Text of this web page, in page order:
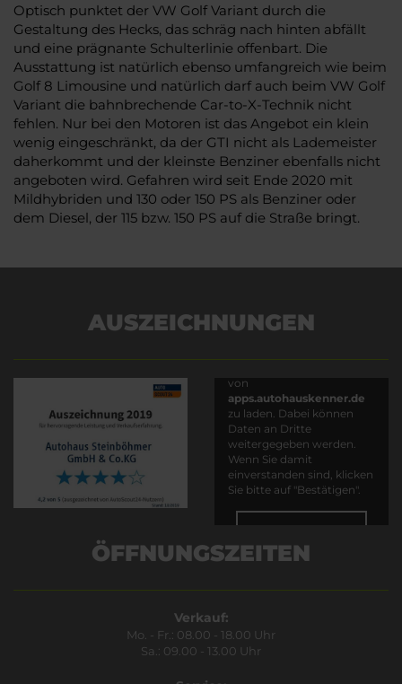
Optisch punktet der VW Golf Variant durch die
Gestaltung des Hecks, das schräg nach hinten abfällt
und eine prägnante Schulterlinie offenbart. Die
Ausstattung ist natürlich ebenso umfangreich wie beim
Golf 8 Limousine und natürlich darf auch beim VW Golf
Variant die bahnbrechende Car-to-X-Technik nicht
fehlen. Nur bei den Motoren ist das Angebot ein klein
wenig eingeschränkt, da der GTI nicht als Lademeister
daherkommt und der kleinste Benziner ebenfalls nicht
angeboten wird. Gefahren wird seit Ende 2020 mit
Mildhybriden und 130 oder 150 PS als Benziner oder
dem Diesel, der 115 bzw. 150 PS auf die Straße bringt.
AUSZEICHNUNGEN
von
apps.autohauskenner.de
zu laden. Dabei können
Daten an Dritte
weitergegeben werden.
Wenn Sie damit
einverstanden sind, klicken
Sie bitte auf "Bestätigen".
ÖFFNUNGSZEITEN
Verkauf:
Mo. - Fr.: 08.00 - 18.00 Uhr
Sa.: 09.00 - 13.00 Uhr